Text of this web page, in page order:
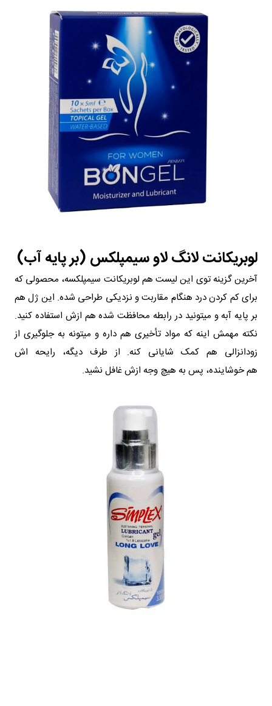
لوبریکانت لانگ لاو سیمپلکس (بر پایه آب)
آخرین گزینه توی این لیست هم لوبریکانت سیمپلکسه، محصولی که
برای کم کردن درد هنگام مقاربت و نزدیکی طراحی شده. این ژل هم
بر پایه آبه و میتونید در رابطه محافظت شده هم ازش استفاده کنید.
نکته مهمش اینه که مواد تأخیری هم داره و میتونه به جلوگیری از
زودانزالی هم کمک شایانی کنه. از طرف دیگه، رایحه اش
هم خوشاینده، پس به هیچ وجه ازش غافل نشید.